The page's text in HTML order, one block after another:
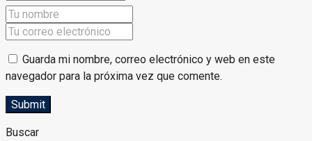
Guarda mi nombre, correo electrónico y web en este
navegador para la próxima vez que comente.
Buscar